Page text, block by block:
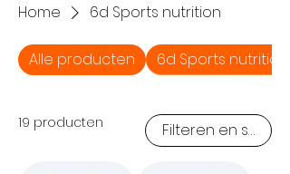
Home 6d Sports nutrition
Alle producten 6d Sports nutrition
19 producten Filteren en